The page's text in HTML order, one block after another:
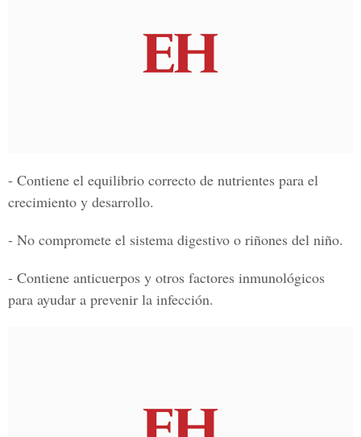
- Contiene el equilibrio correcto de nutrientes para el
crecimiento y desarrollo.
- No compromete el sistema digestivo o riñones del niño.
- Contiene anticuerpos y otros factores inmunológicos
para ayudar a prevenir la infección.